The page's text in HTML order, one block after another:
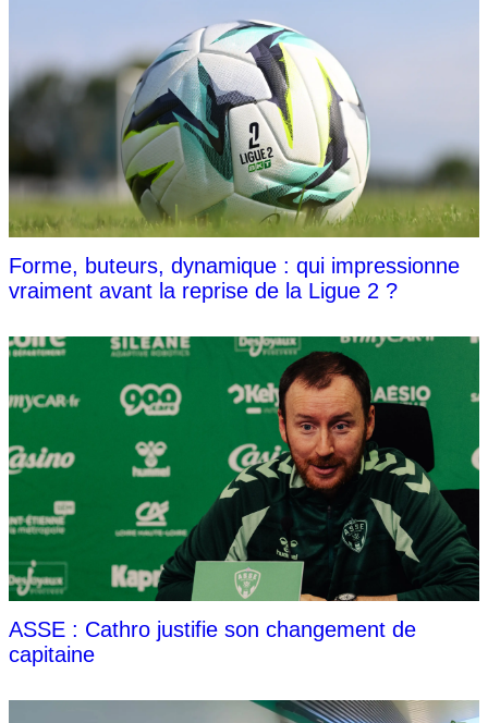
Forme, buteurs, dynamique : qui impressionne
vraiment avant la reprise de la Ligue 2 ?
ASSE : Cathro justifie son changement de
capitaine